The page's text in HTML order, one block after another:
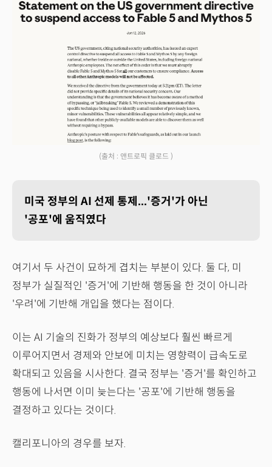
(출처 : 앤트로픽 클로드 )
미국 정부의 AI 선제 통제...'증거'가 아닌
'공포'에 움직였다
여기서 두 사건이 묘하게 겹치는 부분이 있다. 둘 다, 미
정부가 실질적인 '증거'에 기반해 행동을 한 것이 아니라
'우려'에 기반해 개입을 했다는 점이다.
이는 AI 기술의 진화가 정부의 예상보다 훨씬 빠르게
이루어지면서 경제와 안보에 미치는 영향력이 급속도로
확대되고 있음을 시사한다. 결국 정부는 '증거'를 확인하고
행동에 나서면 이미 늦는다는 '공포'에 기반해 행동을
결정하고 있다는 것이다.
캘리포니아의 경우를 보자.